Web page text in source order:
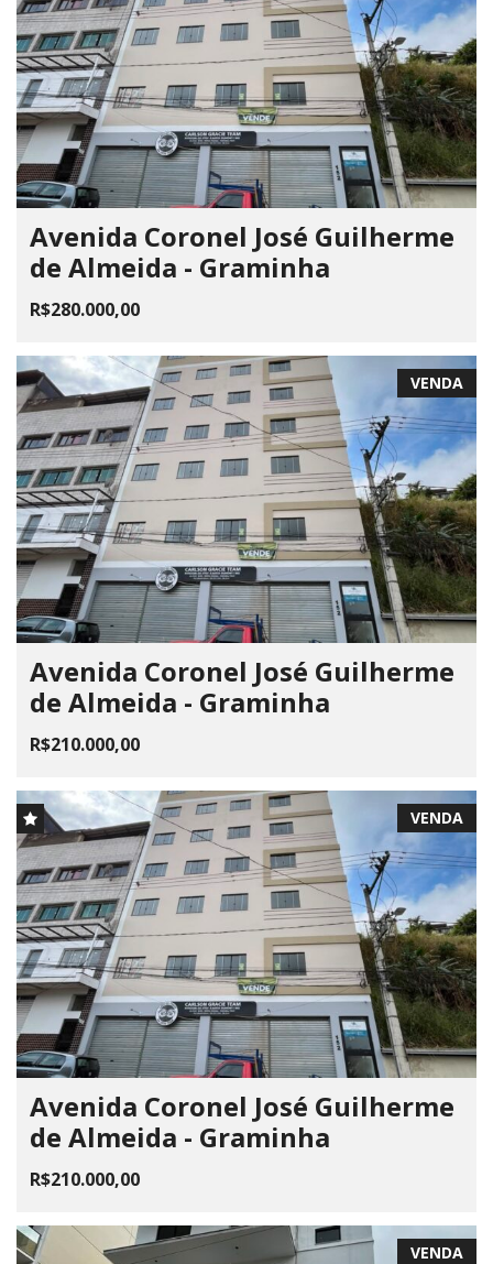
Avenida Coronel José Guilherme
de Almeida - Graminha
R$280.000,00
VENDA
Avenida Coronel José Guilherme
de Almeida - Graminha
R$210.000,00
VENDA
Avenida Coronel José Guilherme
de Almeida - Graminha
R$210.000,00
VENDA